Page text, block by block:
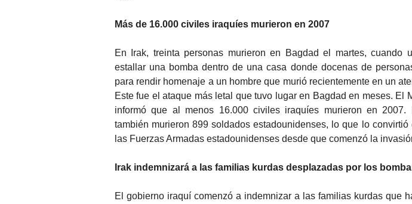
Más de 16.000 civiles iraquíes murieron en 2007
En Irak, treinta personas murieron en Bagdad el martes, cuando
estallar una bomba dentro de una casa donde docenas de
para rendir homenaje a un hombre que murió recientemente en un
Este fue el ataque más letal que tuvo lugar en Bagdad en meses. El
informó que al menos 16.000 civiles iraquíes murieron en 2007.
también murieron 899 soldados estadounidenses, lo que lo
las Fuerzas Armadas estadounidenses desde que comenzó la
Irak indemnizará a las familias kurdas desplazadas por los
El gobierno iraquí comenzó a indemnizar a las familias kurdas que